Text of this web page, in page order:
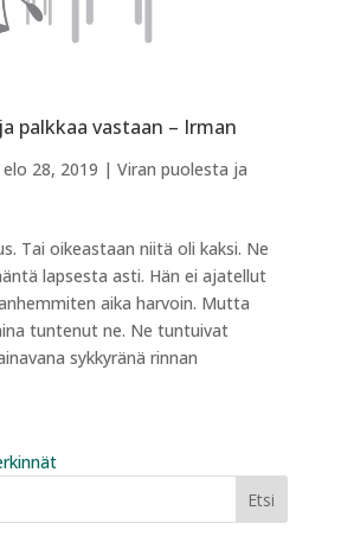
palkkaa vastaan – Irman
elo 28, 2019 | Viran puolesta ja
Tai oikeastaan niitä oli kaksi. Ne
lapsesta asti. Hän ei ajatellut
aika harvoin. Mutta
tuntenut ne. Ne tuntuivat
sykkyränä rinnan
Etsi